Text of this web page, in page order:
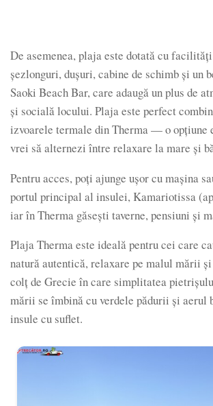
De asemenea, plaja este dotată cu
şezlonguri, duşuri, cabine de schimb și un
Saoki Beach Bar, care adaugă un plus de
și socială locului. Plaja este perfect
izvoarele termale din Therma — o opțiune
vrei să alternezi între relaxare la mare și
Pentru acces, poți ajunge ușor cu maşina
portul principal al insulei, Kamariotissa
iar în Therma găsești taverne, pensiuni şi
Plaja Therma este ideală pentru cei care
natură autentică, relaxare pe malul mării
colţ de Grecie în care simplitatea
mării se îmbină cu verdele pădurii şi aerul
insule cu suflet.